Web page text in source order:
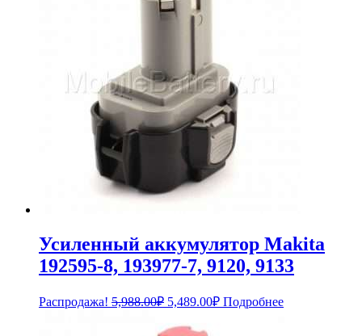
Усиленный аккумулятор Makita
192595-8, 193977-7, 9120, 9133
Распродажа! 5,988.00₽ Первоначальная
составляла
5,489.00₽Текущая
Подробнее